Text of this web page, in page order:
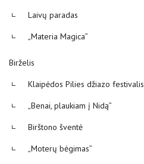
Laivų paradas
„Materia Magica”
Birželis
Klaipėdos Pilies džiazo festivalis
„Benai, plaukiam į Nidą”
Birštono šventė
„Moterų bėgimas”